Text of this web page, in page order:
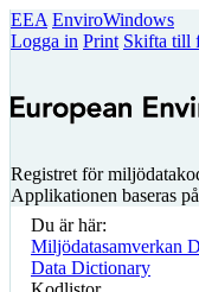
EEA EnviroWindows
Logga in Print Skifta till
Registret för
Applikationen baseras
Du är här:
Miljödatasamverkan
Data Dictionary